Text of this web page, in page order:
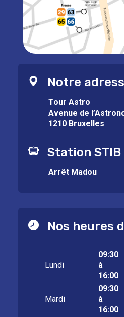
Notre
Tour Astro
Avenue de
1210 Bruxelles
Station STIB
Arrêt Madou
Nos heures
Lundi
09:30
à
16:00
Mardi
09:30
à
16:00